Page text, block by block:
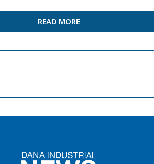
READ MORE